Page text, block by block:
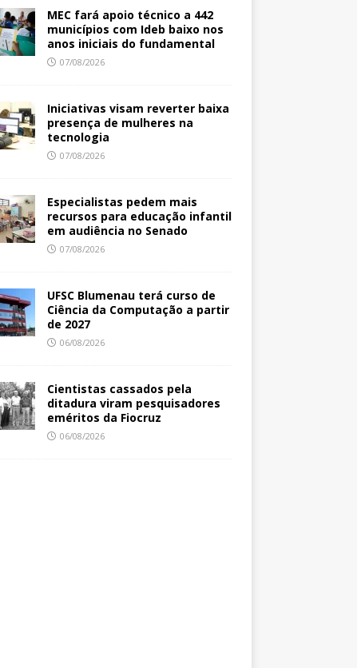
MEC fará apoio técnico a 442
municípios com Ideb baixo nos
anos iniciais do fundamental
07/08/2026
Iniciativas visam reverter baixa
presença de mulheres na
tecnologia
07/08/2026
Especialistas pedem mais
recursos para educação infantil
em audiência no Senado
07/08/2026
UFSC Blumenau terá curso de
Ciência da Computação a partir
de 2027
06/08/2026
Cientistas cassados pela
ditadura viram pesquisadores
eméritos da Fiocruz
06/08/2026